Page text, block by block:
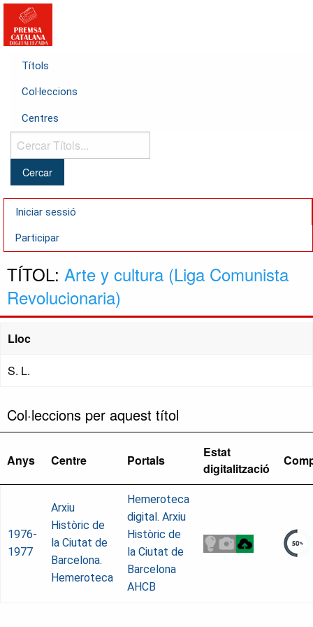
Títols
Col·leccions
Centres
Cercar
Títols...
Iniciar sessió
Participar
TÍTOL: Arte y cultura (Liga Comunista
Revolucionaria)
Lloc
S. L.
Col·leccions per aquest títol
Anys Centre Portals
Estat
digitalització
1976-
1977
Arxiu
Històric de
la Ciutat de
Barcelona.
Hemeroteca
Hemeroteca
digital. Arxiu
Històric de
la Ciutat de
Barcelona
AHCB